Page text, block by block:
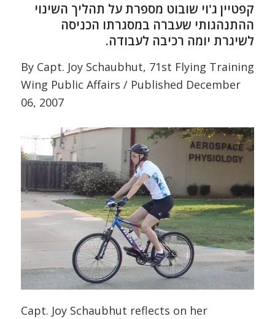
קפטיין ג'וי שובוט מספרת על תהליך השינוי
ההתנהגותי שעברה במסגרתו הכניסה
לשיגרת יומה רכיבה לעבודה.
By Capt. Joy Schaubhut, 71st Flying Training
Wing Public Affairs / Published December
06, 2007
Capt. Joy Schaubhut reflects on her